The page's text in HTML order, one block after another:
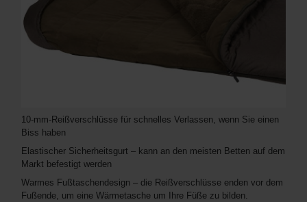
10-mm-Reißverschlüsse für schnelles Verlassen, wenn Sie einen
Biss haben
Elastischer Sicherheitsgurt – kann an den meisten Betten auf dem
Markt befestigt werden
Warmes Fußtaschendesign – die Reißverschlüsse enden vor dem
Fußende, um eine Wärmetasche um Ihre Füße zu bilden.